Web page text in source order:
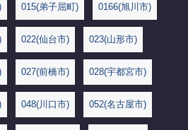
015(弟子屈町) 0166(旭川市)
022(仙台市) 023(山形市)
027(前橋市) 028(宇都宮市)
048(川口市) 052(名古屋市)